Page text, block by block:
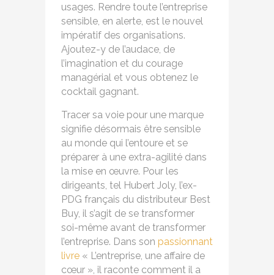
usages. Rendre toute l’entreprise
sensible, en alerte, est le nouvel
impératif des organisations.
Ajoutez-y de l’audace, de
l’imagination et du courage
managérial et vous obtenez le
cocktail gagnant.
Tracer sa voie pour une marque
signifie désormais être sensible
au monde qui l’entoure et se
préparer à une extra-agilité dans
la mise en œuvre. Pour les
dirigeants, tel Hubert Joly, l’ex-
PDG français du distributeur Best
Buy, il s’agit de se transformer
soi-même avant de transformer
l’entreprise. Dans son passionnant
livre « L’entreprise, une affaire de
cœur », il raconte comment il a